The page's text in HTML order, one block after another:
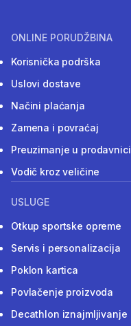
ONLINE PORUDŽBINA
Korisnička podrška
Uslovi dostave
Načini plaćanja
Zamena i povraćaj
Preuzimanje u prodavnici
Vodič kroz veličine
USLUGE
Otkup sportske opreme
Servis i personalizacija
Poklon kartica
Povlačenje proizvoda
Decathlon iznajmljivanje